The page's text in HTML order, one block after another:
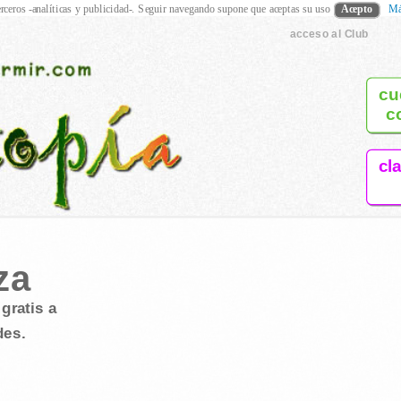
acceso al Club
a
-analíticas y publicidad-. Seguir navegando supone que aceptas su uso Acepto